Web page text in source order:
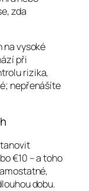
zda
na vysoké
při
rizika,
nepřenášíte
€10 – a toho
dobu.